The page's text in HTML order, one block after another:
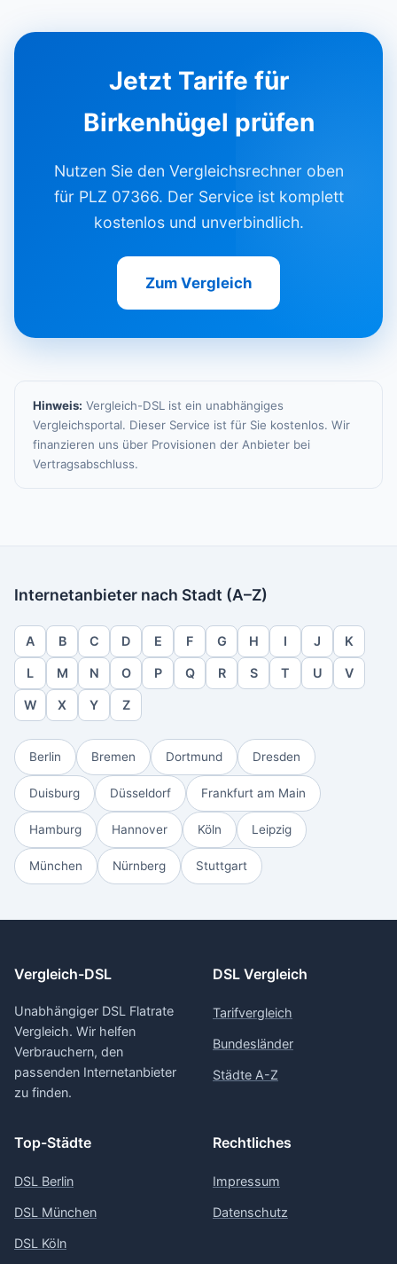
Jetzt Tarife für
Birkenhügel prüfen
Nutzen Sie den Vergleichsrechner oben
für PLZ 07366. Der Service ist komplett
kostenlos und unverbindlich.
Zum Vergleich
Hinweis: Vergleich-DSL ist ein unabhängiges
Vergleichsportal. Dieser Service ist für Sie kostenlos. Wir
finanzieren uns über Provisionen der Anbieter bei
Vertragsabschluss.
Internetanbieter nach Stadt (A–Z)
A B C D E F G H I J K
L M N O P Q R S T U V
W X Y Z
Berlin Bremen Dortmund Dresden
Duisburg Düsseldorf Frankfurt am Main
Hamburg Hannover Köln Leipzig
München Nürnberg Stuttgart
Vergleich-DSL
Unabhängiger DSL Flatrate
Vergleich. Wir helfen
Verbrauchern, den
passenden Internetanbieter
zu finden.
DSL Vergleich
Tarifvergleich
Bundesländer
Städte A-Z
Top-Städte
DSL Berlin
DSL München
DSL Köln
Rechtliches
Impressum
Datenschutz